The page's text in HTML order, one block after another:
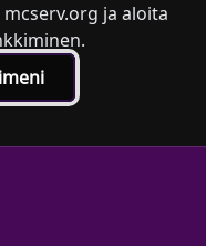
ja aloita